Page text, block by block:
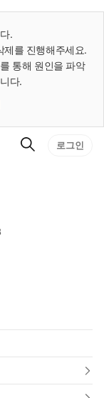
.
제를 진행해주세요.
통해 원인을 파악
다.
검
로그인